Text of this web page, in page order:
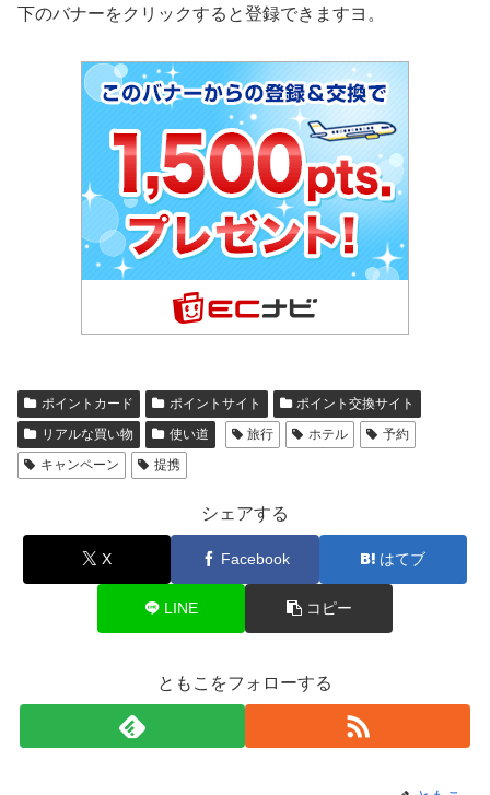
下のバナーをクリックすると登録できますヨ。
ポイントカード ポイントサイト
ポイント交換サイト
リアルな買い物
使い道 旅行 ホテル
予約
キャンペーン
提携
シェアする
X Facebook はてブ
LINE コピー
ともこをフォローする